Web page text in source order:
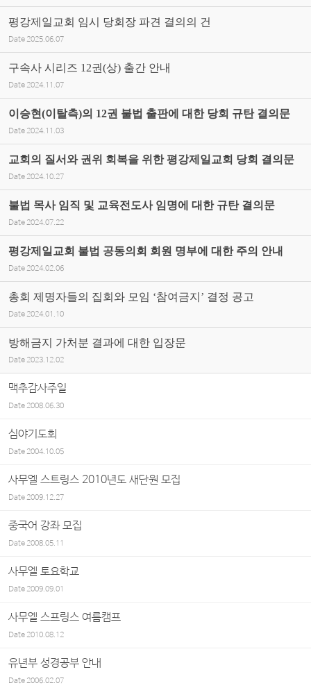
평강제일교회 임시 당회장 파견 결의의 건
Date 2025.06.07
구속사 시리즈 12권(상) 출간 안내
Date 2024.11.07
이승현(이탈측)의 12권 불법 출판에 대한 당회 규탄 결의문
Date 2024.11.03
교회의 질서와 권위 회복을 위한 평강제일교회 당회 결의문
Date 2024.10.27
불법 목사 임직 및 교육전도사 임명에 대한 규탄 결의문
Date 2024.07.22
평강제일교회 불법 공동의회 회원 명부에 대한 주의 안내
Date 2024.02.06
총회 제명자들의 집회와 모임 ‘참여금지’ 결정 공고
Date 2024.01.10
방해금지 가처분 결과에 대한 입장문
Date 2023.12.02
맥추감사주일
Date2008.06.30
심야기도회
Date2004.10.05
사무엘 스트링스 2010년도 새단원 모집
Date2009.12.27
중국어 강좌 모집
Date2008.05.11
사무엘 토요학교
Date2009.09.01
사무엘 스프링스 여름캠프
Date2010.08.12
유년부 성경공부 안내
Date2006.02.07